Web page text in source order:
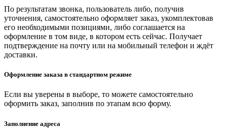
По результатам звонка, пользователь либо, получив
уточнения, самостоятельно оформляет заказ, укомплектовав
его необходимыми позициями, либо соглашается на
оформление в том виде, в котором есть сейчас. Получает
подтверждение на почту или на мобильный телефон и ждёт
доставки.
Оформление заказа в стандартном режиме
Если вы уверены в выборе, то можете самостоятельно
оформить заказ, заполнив по этапам всю форму.
Заполнение адреса